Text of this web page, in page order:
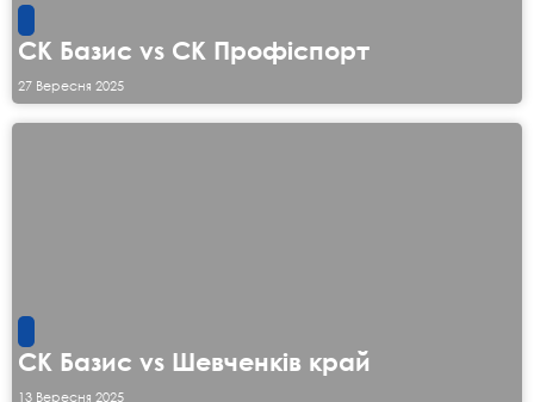
СК Базис vs СК Профіспорт
27 Вересня 2025
СК Базис vs Шевченків край
13 Вересня 2025